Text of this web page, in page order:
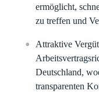
ermöglicht,
zu treffen und
Attraktive
Deutschland,
transparenten